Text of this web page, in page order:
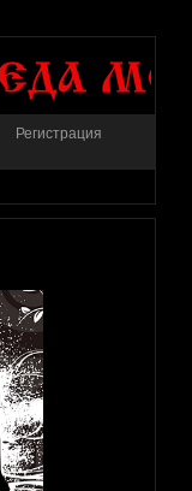
Регистрация